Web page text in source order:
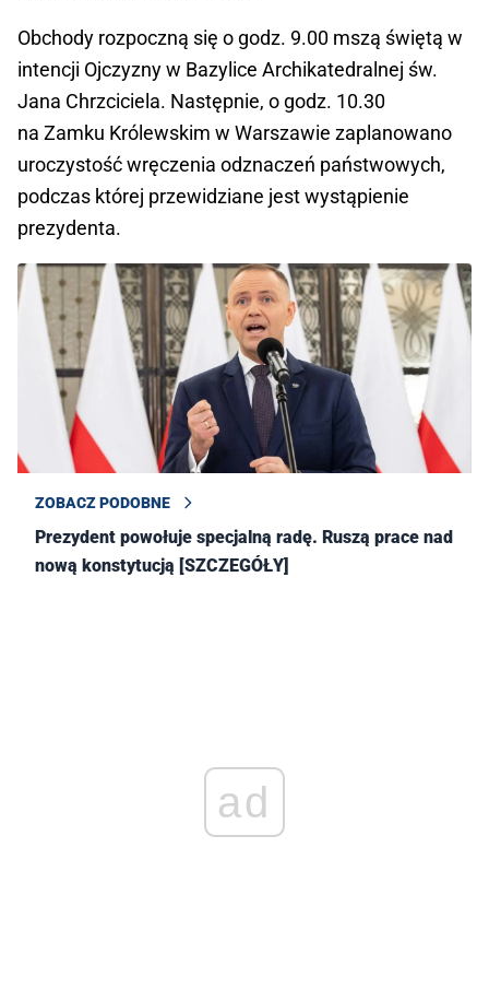
Obchody rozpoczną się o godz. 9.00 mszą świętą w
intencji Ojczyzny w Bazylice Archikatedralnej św.
Jana Chrzciciela. Następnie, o godz. 10.30
na Zamku Królewskim w Warszawie zaplanowano
uroczystość wręczenia odznaczeń państwowych,
podczas której przewidziane jest wystąpienie
prezydenta.
ZOBACZ PODOBNE
Prezydent powołuje specjalną radę. Ruszą prace nad
nową konstytucją [SZCZEGÓŁY]
ad